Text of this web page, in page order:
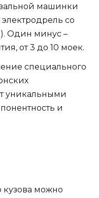
машинки
со
Один минус –
от 3 до 10 моек.
специального
уникальными
и
кузова можно